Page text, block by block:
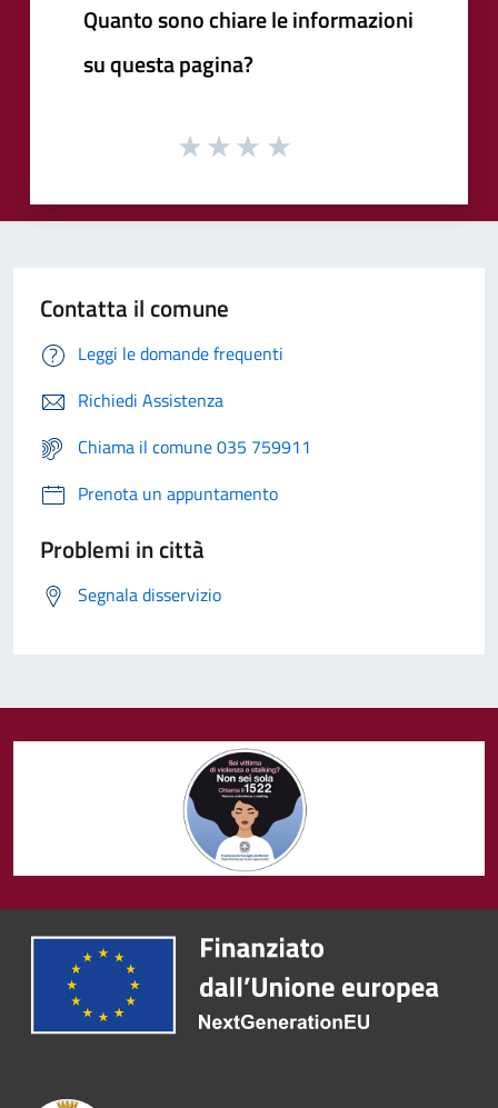
Quanto sono chiare le informazioni
su questa pagina?
Contatta il comune
Leggi le domande frequenti
Richiedi Assistenza
Chiama il comune 035 759911
Prenota un appuntamento
Problemi in città
Segnala disservizio